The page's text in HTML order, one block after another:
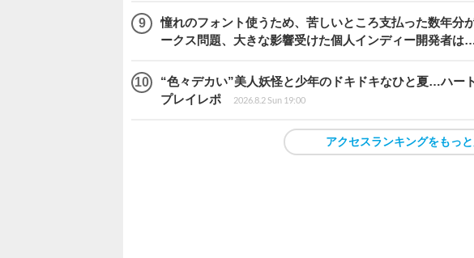
憧れのフォント使うため、苦しいところ支払った数年
ークス問題、大きな影響受けた個人インディー開発者は
“色々デカい”美人妖怪と少年のドキドキなひと夏…ハー
プレイレポ
2026.8.2 Sun 19:00
アクセスランキングをもっ